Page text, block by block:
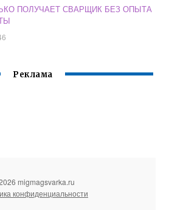
ПОЛУЧАЕТ СВАРЩИК БЕЗ ОПЫТА
Реклама
migmagsvarka.ru
конфиденциальности